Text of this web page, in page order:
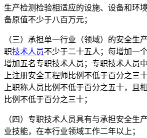
生产检测检验相适应的设施、设备和环
备原值不少于八百万元；
（三）承担单一行业（领域）的安全生
职技术人员不少于二十五人；每增加一
增加五名专职技术人员；专职技术人员
上注册安全工程师比例不低于百分之三
上职称人员比例不低于百分之五十，且
比例不低于百分之三十；
（四）专职技术人员具有与承担安全生
业技能，在本行业领域工作二年以上；